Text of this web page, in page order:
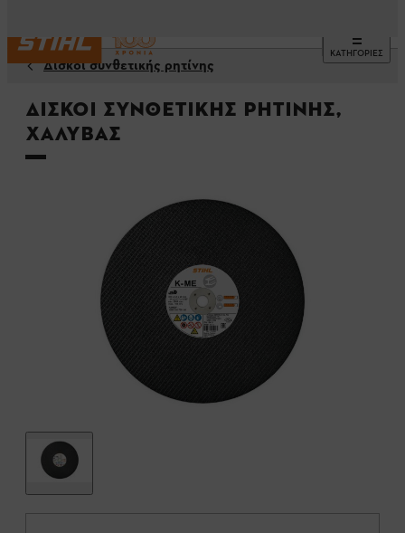
ΚΑΤΗΓΟΡΙΕΣ
Δίσκοι συνθετικής ρητίνης
Δίσκοι συνθετικής ρητίνης,
Χάλυβας